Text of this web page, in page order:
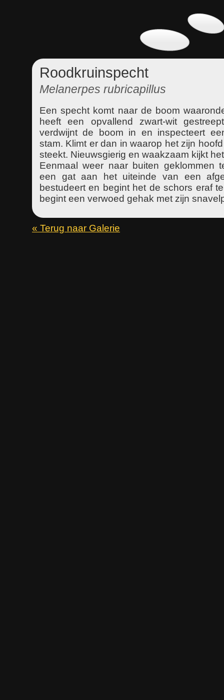
Roodkruinspecht
Melanerpes rubricapillus
Een specht komt naar de boom
heeft een opvallend zwart-wit
verdwijnt de boom in en inspecteert
stam. Klimt er dan in waarop het zijn
steekt. Nieuwsgierig en waakzaam kijkt
Eenmaal weer naar buiten geklommen
een gat aan het uiteinde van een
bestudeert en begint het de schors eraf
begint een verwoed gehak met zijn
« Terug naar Galerie